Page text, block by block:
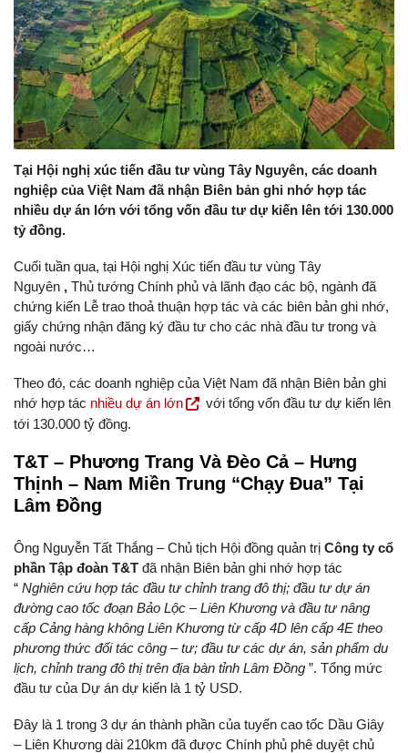
Tại Hội nghị xúc tiến đầu tư vùng Tây Nguyên, các doanh
nghiệp của Việt Nam đã nhận Biên bản ghi nhớ hợp tác
nhiều dự án lớn với tổng vốn đầu tư dự kiến lên tới 130.000
tỷ đồng.
Cuối tuần qua, tại Hội nghị Xúc tiến đầu tư vùng Tây
Nguyên , Thủ tướng Chính phủ và lãnh đạo các bộ, ngành đã
chứng kiến Lễ trao thoả thuận hợp tác và các biên bản ghi nhớ,
giấy chứng nhận đăng ký đầu tư cho các nhà đầu tư trong và
ngoài nước…
Theo đó, các doanh nghiệp của Việt Nam đã nhận Biên bản ghi
nhớ hợp tác nhiều dự án lớn
với tổng vốn đầu tư dự kiến lên
tới 130.000 tỷ đồng.
T&T – Phương Trang Và Đèo Cả – Hưng
Thịnh – Nam Miền Trung “chạy Đua” Tại
Lâm Đồng
Ông Nguyễn Tất Thắng – Chủ tịch Hội đồng quản trị Công ty cổ
phần Tập đoàn T&T đã nhận Biên bản ghi nhớ hợp tác
“ Nghiên cứu hợp tác đầu tư chỉnh trang đô thị; đầu tư dự án
đường cao tốc đoạn Bảo Lộc – Liên Khương và đầu tư nâng
cấp Cảng hàng không Liên Khương từ cấp 4D lên cấp 4E theo
phương thức đối tác công – tư; đầu tư các dự án, sản phẩm du
lịch, chỉnh trang đô thị trên địa bàn tỉnh Lâm Đồng ”. Tổng mức
đầu tư của Dự án dự kiến là 1 tỷ USD.
Đây là 1 trong 3 dự án thành phần của tuyến cao tốc Dầu Giây
– Liên Khương dài 210km đã được Chính phủ phê duyệt chủ